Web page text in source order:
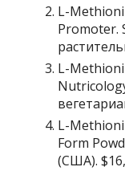
L-
Promoter.
L-
L-
Form
(США).